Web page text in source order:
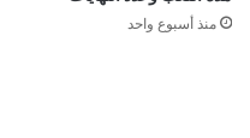
منذ أسبوع واحد